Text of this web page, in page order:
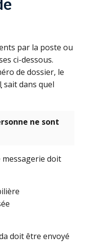
par la poste ou
ci-dessous.
de dossier, le
sait dans quel
ne sont
messagerie doit
doit être envoyé